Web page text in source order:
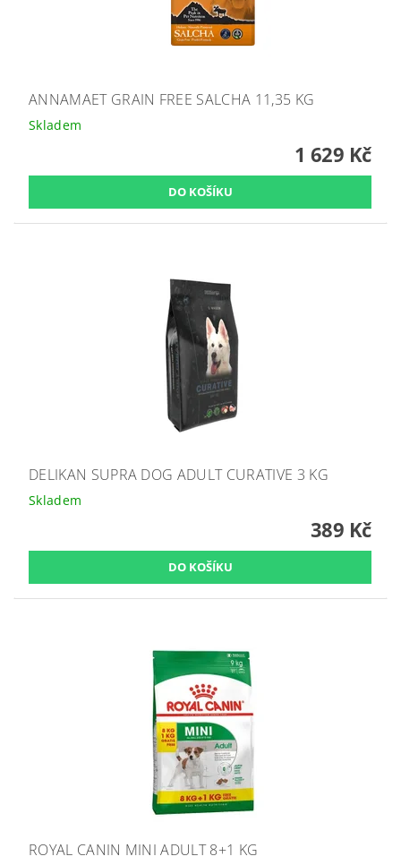
ANNAMAET GRAIN FREE SALCHA 11,35 KG
Skladem
1 629 Kč
DELIKAN SUPRA DOG ADULT CURATIVE 3 KG
Skladem
389 Kč
ROYAL CANIN MINI ADULT 8+1 KG